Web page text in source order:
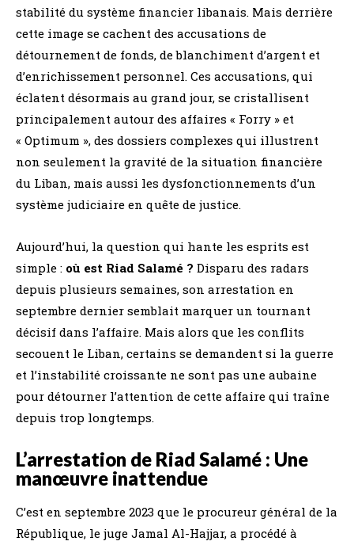
stabilité du système financier libanais. Mais derrière
cette image se cachent des accusations de
détournement de fonds, de blanchiment d’argent et
d’enrichissement personnel. Ces accusations, qui
éclatent désormais au grand jour, se cristallisent
principalement autour des affaires « Forry » et
« Optimum », des dossiers complexes qui illustrent
non seulement la gravité de la situation financière
du Liban, mais aussi les dysfonctionnements d’un
système judiciaire en quête de justice.
Aujourd’hui, la question qui hante les esprits est
simple : où est Riad Salamé ? Disparu des radars
depuis plusieurs semaines, son arrestation en
septembre dernier semblait marquer un tournant
décisif dans l’affaire. Mais alors que les conflits
secouent le Liban, certains se demandent si la guerre
et l’instabilité croissante ne sont pas une aubaine
pour détourner l’attention de cette affaire qui traîne
depuis trop longtemps.
L’arrestation de Riad Salamé : Une
manœuvre inattendue
C’est en septembre 2023 que le procureur général de la
République, le juge Jamal Al-Hajjar, a procédé à